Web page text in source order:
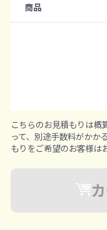
既製品：400個から
名入れあり：100
商品
こちらのお見積もりは概
って、別途手数料がかか
もりをご希望のお客様は